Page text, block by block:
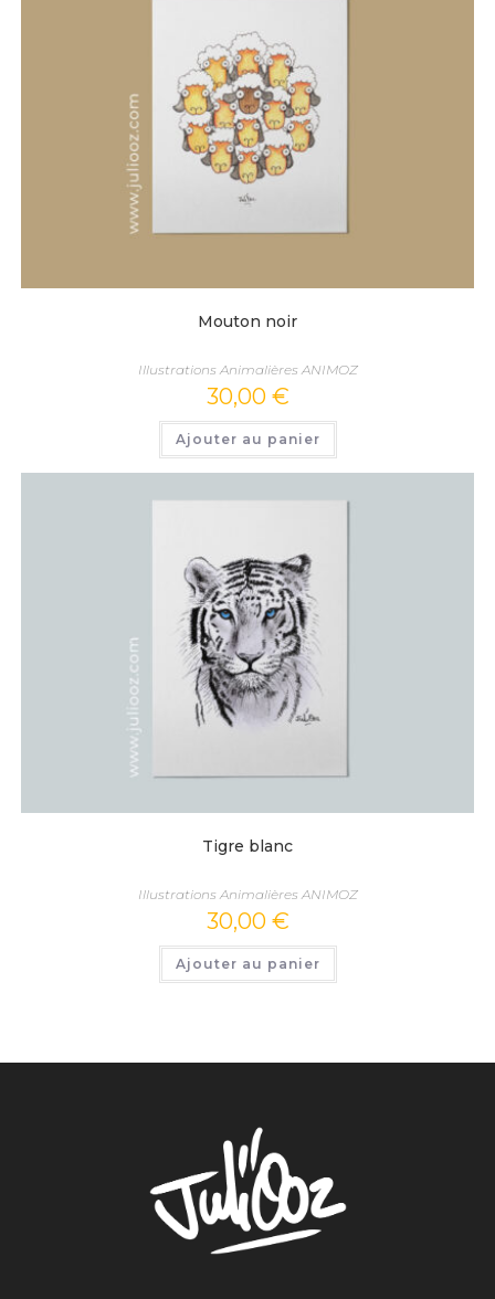
Mouton noir
Illustrations Animalières ANIMOZ
30,00 €
Ajouter au panier
Tigre blanc
Illustrations Animalières ANIMOZ
30,00 €
Ajouter au panier